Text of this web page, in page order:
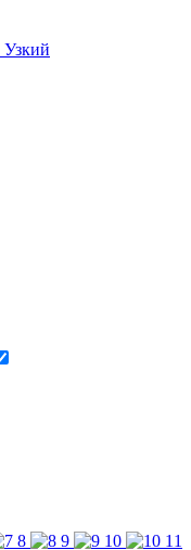
Узкий
8 9 10
11